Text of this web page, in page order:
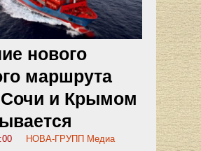
нового
маршрута
и Крымом
НОВА-ГРУПП Медиа